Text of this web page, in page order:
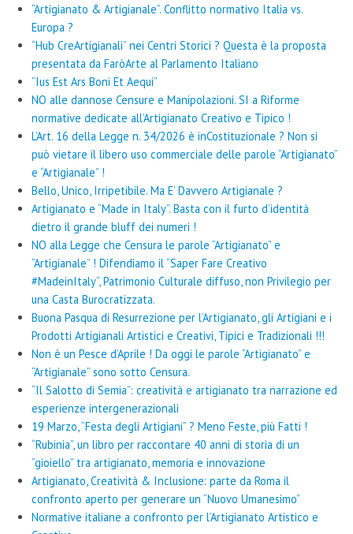
“Artigianato & Artigianale”. Conflitto normativo Italia vs.
Europa ?
“Hub CreArtigianali” nei Centri Storici ? Questa è la proposta
presentata da FaròArte al Parlamento Italiano
“Ius Est Ars Boni Et Aequi”
NO alle dannose Censure e Manipolazioni. SI a Riforme
normative dedicate all’Artigianato Creativo e Tipico !
L’Art. 16 della Legge n. 34/2026 è inCostituzionale ? Non si
può vietare il libero uso commerciale delle parole “Artigianato”
e “Artigianale” !
Bello, Unico, Irripetibile. Ma E’ Davvero Artigianale ?
Artigianato e “Made in Italy”. Basta con il furto d’identità
dietro il grande bluff dei numeri !
NO alla Legge che Censura le parole “Artigianato” e
“Artigianale” ! Difendiamo il “Saper Fare Creativo
#MadeinItaly”, Patrimonio Culturale diffuso, non Privilegio per
una Casta Burocratizzata.
Buona Pasqua di Resurrezione per l’Artigianato, gli Artigiani e i
Prodotti Artigianali Artistici e Creativi, Tipici e Tradizionali !!!
Non è un Pesce d’Aprile ! Da oggi le parole “Artigianato” e
“Artigianale” sono sotto Censura.
“Il Salotto di Semia”: creatività e artigianato tra narrazione ed
esperienze intergenerazionali
19 Marzo, “Festa degli Artigiani” ? Meno Feste, più Fatti !
“Rubinia”, un libro per raccontare 40 anni di storia di un
“gioiello” tra artigianato, memoria e innovazione
Artigianato, Creatività & Inclusione: parte da Roma il
confronto aperto per generare un “Nuovo Umanesimo”
Normative italiane a confronto per l’Artigianato Artistico e